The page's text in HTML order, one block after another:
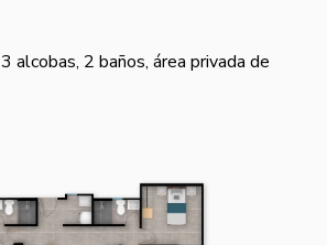
3 alcobas, 2 baños, área privada de